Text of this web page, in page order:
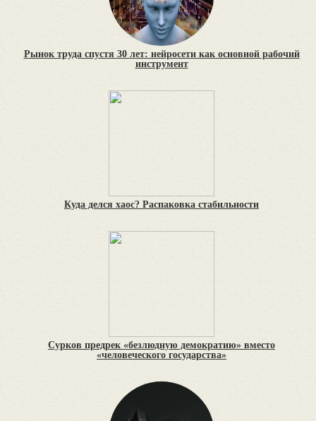
Рынок труда спустя 30 лет: нейросети как основной рабочий
инструмент
Куда делся хаос? Распаковка стабильности
Сурков предрек «безлюдную демократию» вместо
«человеческого государства»